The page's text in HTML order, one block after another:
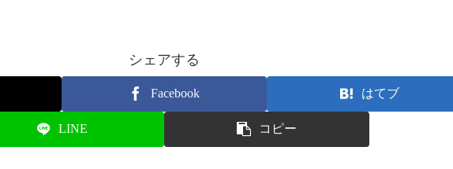
シェアする
Facebook はてブ
LINE コピー